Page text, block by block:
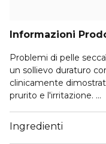
Informazioni
Problemi di pelle
un sollievo duraturo
clinicamente
prurito e l'irritazione.
Bilancia il microbiome
assorbimento rapido e
Ingredienti